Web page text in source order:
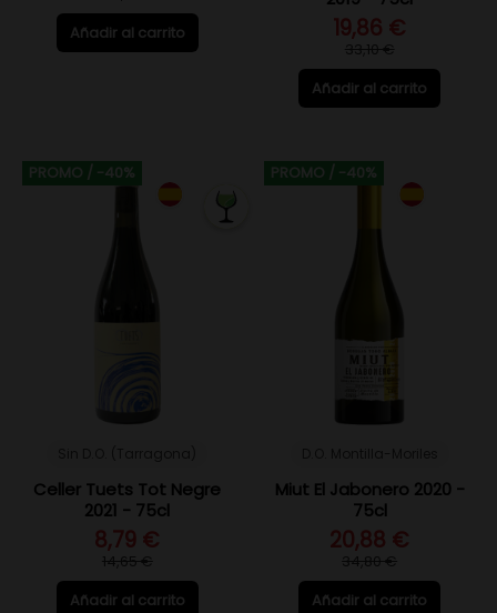
Añadir al carrito
19,86 €
33,10 €
Añadir al carrito
PROMO / -40%
Celler Tuets Tot Negre
2021 - 75cl
8,79 €
14,65 €
Añadir al carrito
PROMO / -40%
Miut El Jabonero 2020 -
75cl
20,88 €
34,80 €
Añadir al carrito